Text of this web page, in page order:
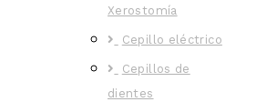
Xerostomía
Cepillo eléctrico
Cepillos de
dientes